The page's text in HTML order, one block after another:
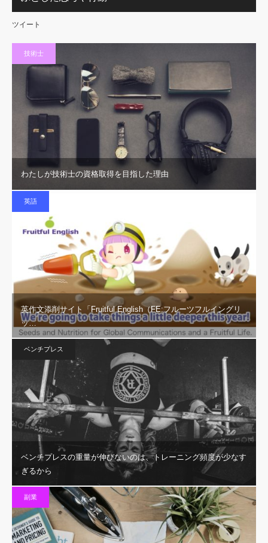
ツイート
技術士
わたしが技術士の資格取得を目指した理由
英語
英作文添削サイト「Fruitful English（FE:フルーツフルイングリ
ッ…
ベンチプレス
ベンチプレスの重量が伸びないのは、トレーニング頻度が少なす
ぎるから
副業